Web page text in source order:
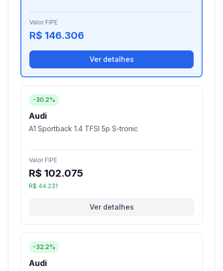
Valor FIPE
R$ 146.306
Ver detalhes
-30.2%
Audi
A1 Sportback 1.4 TFSI 5p S-tronic
Valor FIPE
R$ 102.075
R$ 44.231
Ver detalhes
-32.2%
Audi